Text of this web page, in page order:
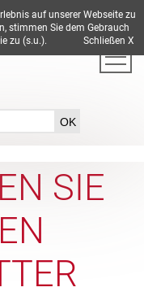
DE EN ES FR IT
SIE
auf unserer Webseite zu
stimmen Sie dem Gebrauch
zu (s.u.). Schließen X